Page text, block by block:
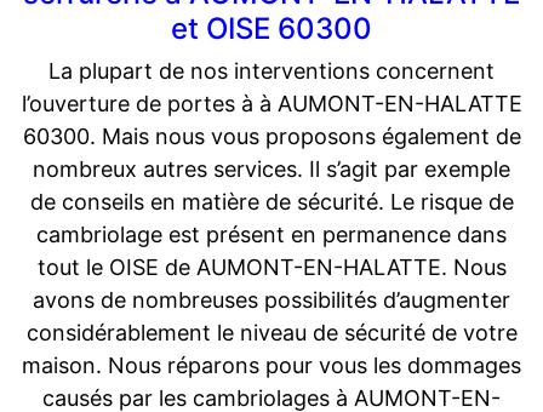
et OISE 60300
La plupart de nos interventions concernent
l’ouverture de portes à à AUMONT-EN-HALATTE
60300. Mais nous vous proposons également de
nombreux autres services. Il s’agit par exemple
de conseils en matière de sécurité. Le risque de
cambriolage est présent en permanence dans
tout le OISE de AUMONT-EN-HALATTE. Nous
avons de nombreuses possibilités d’augmenter
considérablement le niveau de sécurité de votre
maison. Nous réparons pour vous les dommages
causés par les cambriolages à AUMONT-EN-